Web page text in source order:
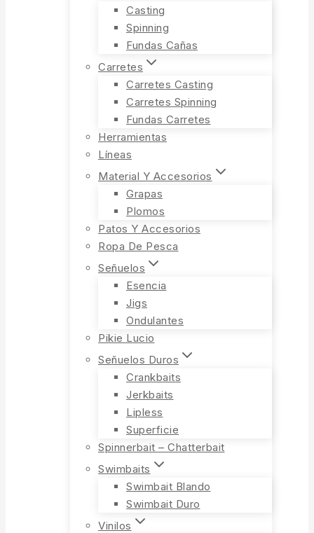
Casting
Spinning
Fundas Cañas
Carretes
Carretes Casting
Carretes Spinning
Fundas Carretes
Herramientas
Líneas
Material Y Accesorios
Grapas
Plomos
Patos Y Accesorios
Ropa De Pesca
Señuelos
Esencia
Jigs
Ondulantes
Pikie Lucio
Señuelos Duros
Crankbaits
Jerkbaits
Lipless
Superficie
Spinnerbait – Chatterbait
Swimbaits
Swimbait Blando
Swimbait Duro
Vinilos